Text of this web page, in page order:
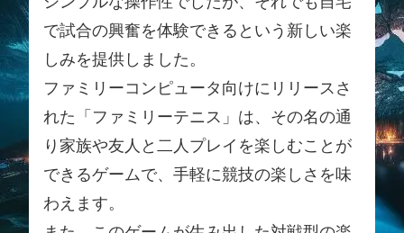
で試合の興奮を体験できるという新しい楽
しみを提供しました。
ファミリーコンピュータ向けにリリースさ
れた「ファミリーテニス」は、その名の通
り家族や友人と二人プレイを楽しむことが
できるゲームで、手軽に競技の楽しさを味
わえます。